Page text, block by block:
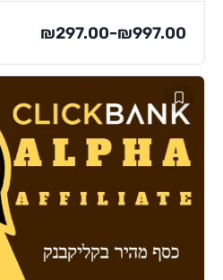
₪297.00–₪997.00